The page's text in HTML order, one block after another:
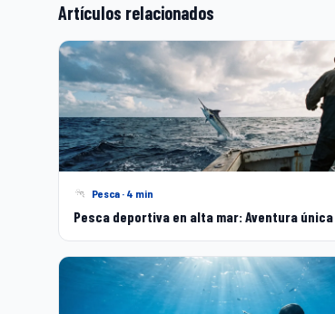
Artículos relacionados
Pesca · 4 min
Pesca deportiva en alta mar: Aventura única